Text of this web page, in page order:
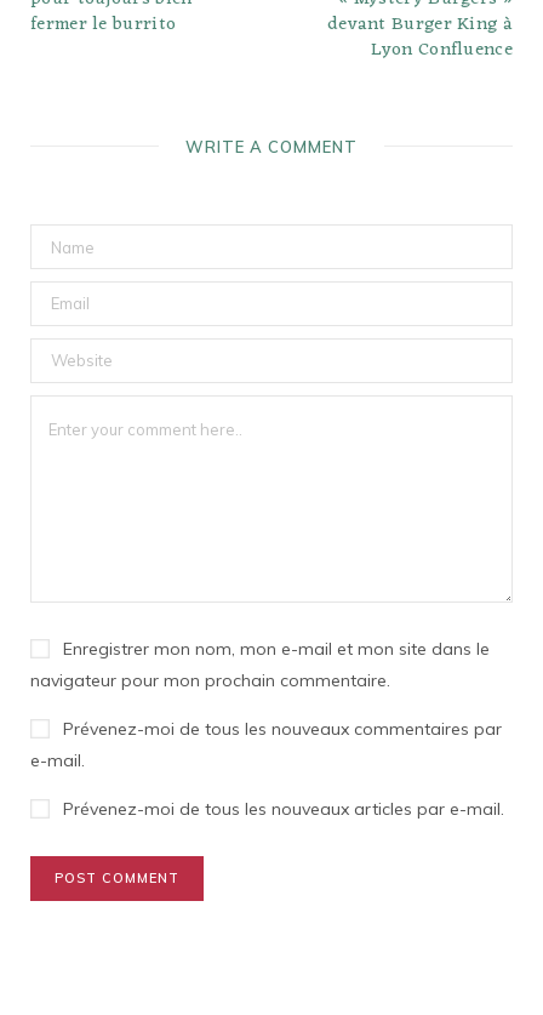
fermer le burrito devant Burger King à
Lyon Confluence
WRITE A COMMENT
Enregistrer mon nom, mon e-mail et mon site dans le
navigateur pour mon prochain commentaire.
Prévenez-moi de tous les nouveaux commentaires par
e-mail.
Prévenez-moi de tous les nouveaux articles par e-mail.